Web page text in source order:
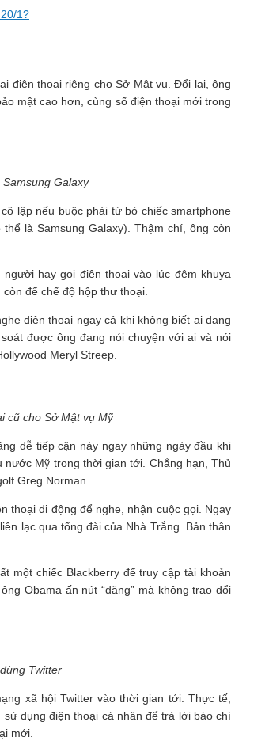
1?
điện thoại riêng cho Sở Mật vụ. Đổi lại, ông
mật cao hơn, cùng số điện thoại mới trong
Galaxy
lập nếu buộc phải từ bỏ chiếc smartphone
là Samsung Galaxy). Thậm chí, ông còn
hay gọi điện thoại vào lúc đêm khuya
để chế độ hộp thư thoại.
điện thoại ngay cả khi không biết ai đang
được ông đang nói chuyện với ai và nói
Meryl Streep.
cũ cho Sở Mật vụ Mỹ
dễ tiếp cận này ngay những ngày đầu khi
Mỹ trong thời gian tới. Chẳng hạn, Thủ
Greg Norman.
thoại di động để nghe, nhận cuộc gọi. Ngay
lạc qua tổng đài của Nhà Trắng. Bản thân
một chiếc Blackberry để truy cập tài khoản
Obama ấn nút “đăng” mà không trao đổi
Twitter
xã hội Twitter vào thời gian tới. Thực tế,
dụng điện thoại cá nhân để trả lời báo chí
mới.